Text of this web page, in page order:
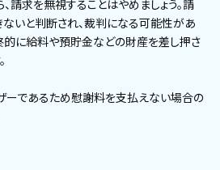
請求を無視することはやめましょう。請
いと判断され、裁判になる可能性があ
的に給料や預貯金などの財産を差し押さ
ーであるため慰謝料を支払えない場合の